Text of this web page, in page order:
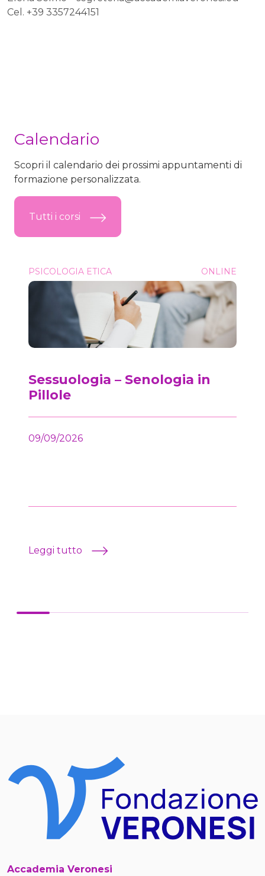
Cel. +39 3357244151
Calendario
Scopri il calendario dei prossimi appuntamenti di
formazione personalizzata.
Tutti i corsi
Sessuologia &#8211; Senologia in Pillole
PSICOLOGIA ETICA ONLINE
Sessuologia – Senologia in
Pillole
09/09/2026
Leggi tutto
Accademia Veronesi